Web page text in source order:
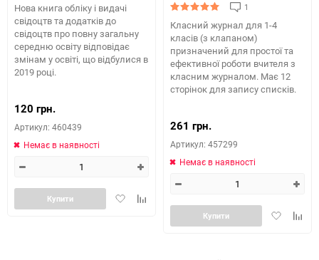
Нова книга обліку і видачі
свідоцтв та додатків до
свідоцтв про повну загальну
середню освіту відповідає
змінам у освіті, що відбулися в
2019 році.
120 грн.
Артикул: 460439
Немає в наявності
ДодатиДодайте
Купити
1
Класний журнал для 1-4
класів (з клапаном)
призначений для простої та
ефективної роботи вчителя з
класним журналом. Має 12
сторінок для запису списків.
261 грн.
Артикул: 457299
Немає в наявності
Додати
Купити